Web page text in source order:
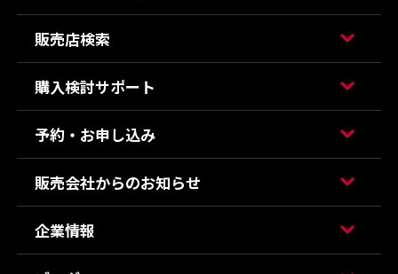
販売店検索
購入検討サポート
予約・お申し込み
販売会社からのお知らせ
企業情報